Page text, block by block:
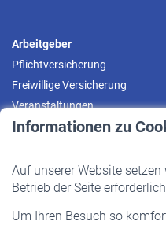
Informationen zu
Auf unserer Website
Betrieb der Seite
Um Ihren Besuch so
Arbeitgeber
Pflichtversicherung
Freiwillige Versicherung
Veranstaltungen
Pflichtversicherung
Staatliche Förderung